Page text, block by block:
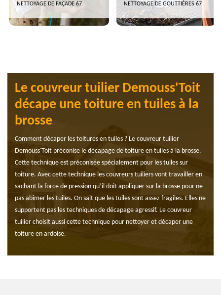
NETTOYAGE DE FAÇADE 67 NETTOYAGE DE GOUTTIÈRES 67
Le couvreur tuilier Demouss'Toit
décape une toiture en tuiles à la
brosse
Comment décaper les toitures en tuiles ? Le couvreur tuilier
Demouss'Toit préconise le décapage de toiture en tuiles à la brosse.
Cette technique est préconisée spécialement pour les tuiles sur
toiture. Avec cette technique les couvreurs tuiliers vont travailler en
sachant la force de pression qu’il doit appliquer sur la brosse pour ne
pas abimer les tuiles. On sait que les tuiles sont assez fragiles. Elles ne
supportent pas les techniques de décapage agressif. Le couvreur
tuilier choisit aussi cette technique pour nettoyer et décaper une
toiture en ardoise.